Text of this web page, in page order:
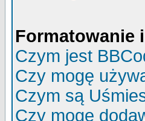
Formatowanie
Czym jest
Czy mogę
Czym są
Czy mogę